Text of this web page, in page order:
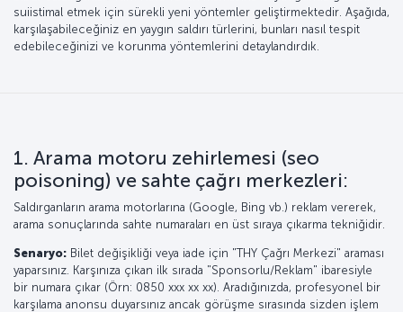
suiistimal etmek için sürekli yeni yöntemler geliştirmektedir. Aşağıda,
karşılaşabileceğiniz en yaygın saldırı türlerini, bunları nasıl tespit
edebileceğinizi ve korunma yöntemlerini detaylandırdık.
1. Arama motoru zehirlemesi (seo
poisoning) ve sahte çağrı merkezleri:
Saldırganların arama motorlarına (Google, Bing vb.) reklam vererek,
arama sonuçlarında sahte numaraları en üst sıraya çıkarma tekniğidir.
Senaryo: Bilet değişikliği veya iade için "THY Çağrı Merkezi" araması
yaparsınız. Karşınıza çıkan ilk sırada "Sponsorlu/Reklam" ibaresiyle
bir numara çıkar (Örn: 0850 xxx xx xx). Aradığınızda, profesyonel bir
karşılama anonsu duyarsınız ancak görüşme sırasında sizden işlem